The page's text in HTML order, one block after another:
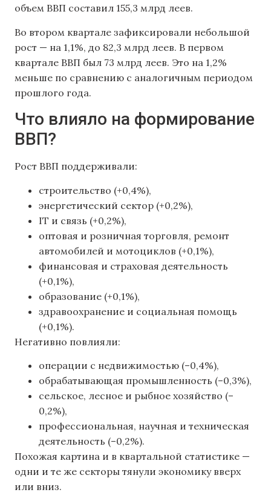
объем ВВП составил 155,3 млрд леев.
Во втором квартале зафиксировали небольшой
рост — на 1,1%, до 82,3 млрд леев. В первом
квартале ВВП был 73 млрд леев. Это на 1,2%
меньше по сравнению с аналогичным периодом
прошлого года.
Что влияло на формирование
ВВП?
Рост ВВП поддерживали:
строительство (+0,4%),
энергетический сектор (+0,2%),
IT и связь (+0,2%),
оптовая и розничная торговля, ремонт
автомобилей и мотоциклов (+0,1%),
финансовая и страховая деятельность
(+0,1%),
образование (+0,1%),
здравоохранение и социальная помощь
(+0,1%).
Негативно повлияли:
операции с недвижимостью (–0,4%),
обрабатывающая промышленность (–0,3%),
сельское, лесное и рыбное хозяйство (–
0,2%),
профессиональная, научная и техническая
деятельность (–0,2%).
Похожая картина и в квартальной статистике —
одни и те же секторы тянули экономику вверх
или вниз.